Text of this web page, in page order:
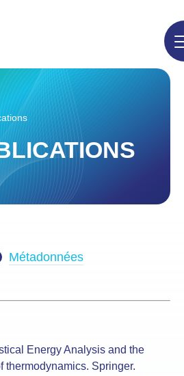
Métadonnées
Energy Analysis and the
thermodynamics. Springer.